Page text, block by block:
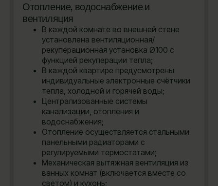
Отопление, водоснабжение и
вентиляция
В каждой комнате во внешней стене
установлена вентиляционная/
рекуперационная установка Ø100 с
функцией рекуперации тепла;
В каждой квартире предусмотрены
индивидуальные электронные счётчики
тепла, холодной и горячей воды;
Централизованные системы
канализации, отопления и
водоснабжения;
Отопление осуществляется стальными
панельными радиаторами с
регулируемыми термостатами;
Механическая вытяжная вентиляция из
ванных комнат (включается вместе со
светом) и кухонь;